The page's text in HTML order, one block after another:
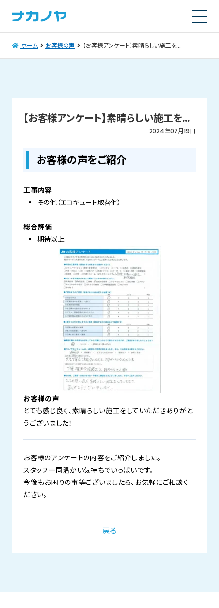
ホーム お客様の声 【お客様アンケート】素晴らしい施工を…
【お客様アンケート】素晴らしい施工を…
2024年07月19日
お客様の声をご紹介
工事内容
その他（エコキュート取替他）
総合評価
期待以上
お客様の声
とても感じ良く、素晴らしい施工をしていただきありがと
うございました！
お客様のアンケートの内容をご紹介しました。
スタッフ一同温かい気持ちでいっぱいです。
今後もお困りの事等ございましたら、お気軽にご相談く
ださい。
戻る